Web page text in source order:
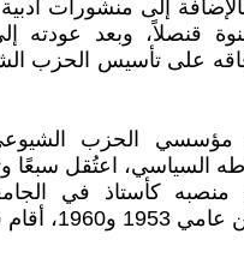
إلى منشورات
قنصلاً، وبعد عودته
على تأسيس الحزب
الحزب الشيوعي
السياسي، اعتُقل سبعًا
كأستاذ في